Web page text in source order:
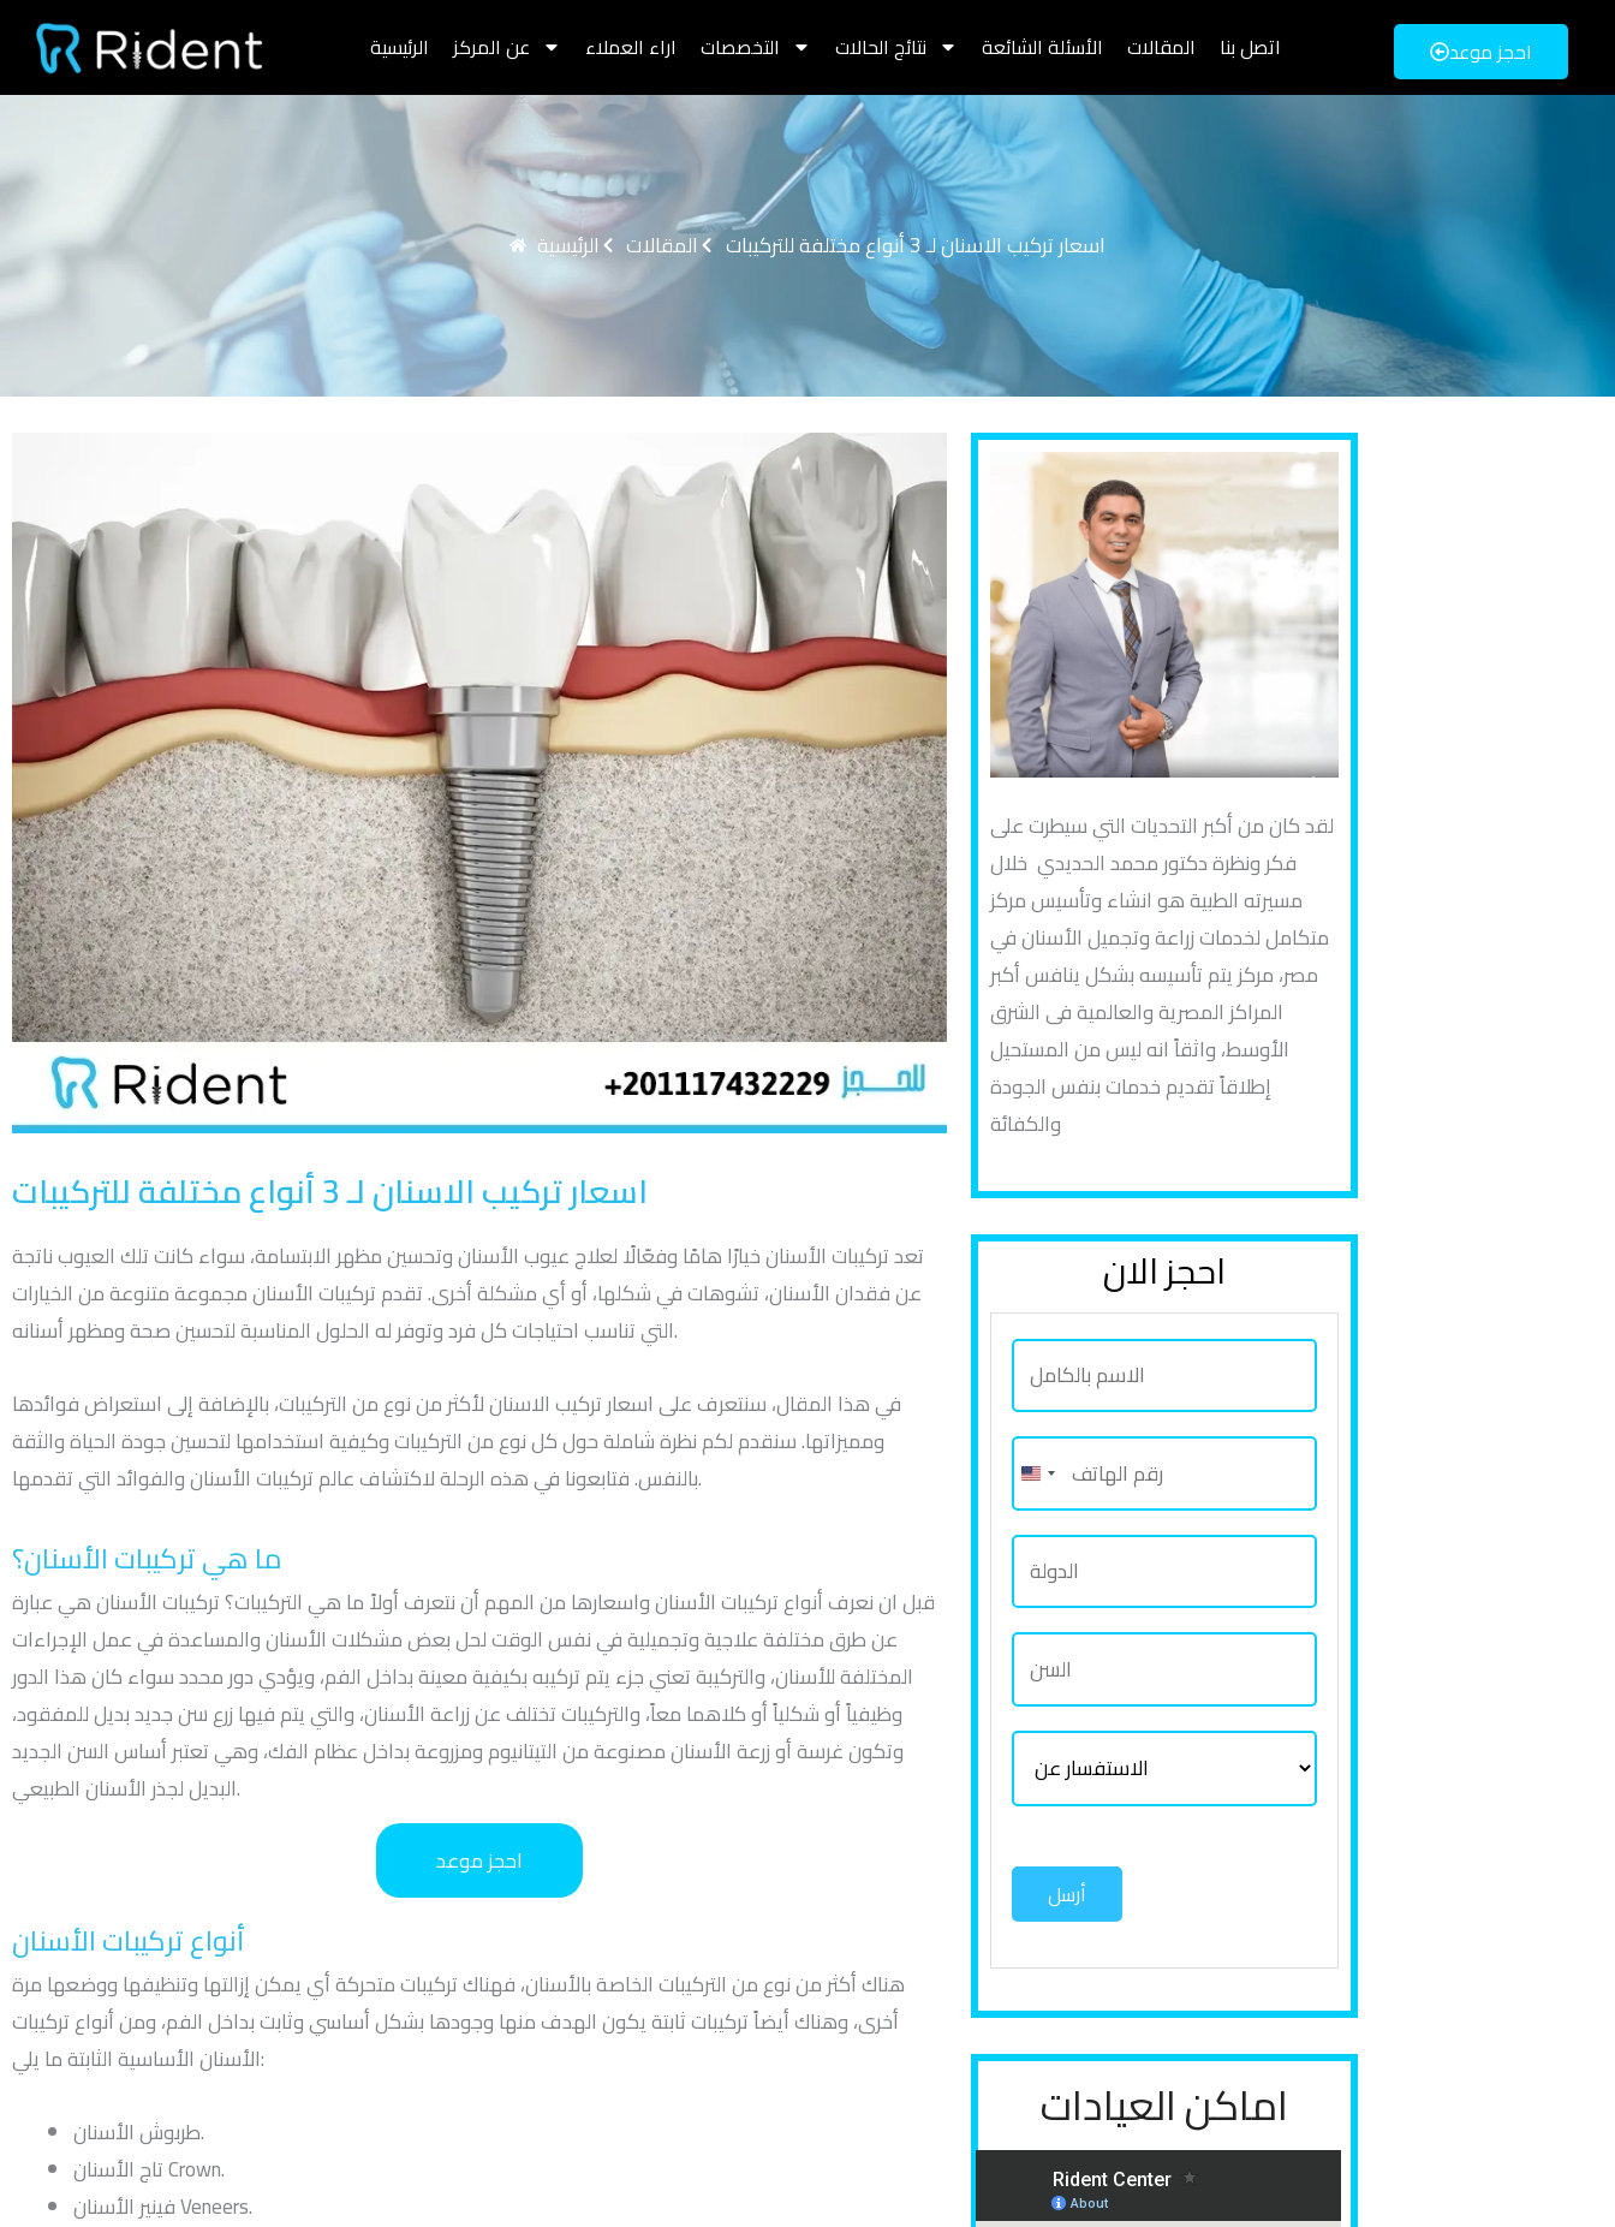
content
الرئيسية عن المركز اراء العملاء التخصصات نتائج الحالات الأسئلة الشائعة المقالات اتصل بنا احجز موعد
الرئيسية المقالات اسعار تركيب الاسنان لـ 3 أنواع مختلفة للتركيبات
اسعار تركيب الاسنان لـ 3 أنواع مختلفة للتركيبات
تعد تركيبات الأسنان خيارًا هامًا وفعّالًا لعلاج عيوب الأسنان وتحسين مظهر الابتسامة، سواء كانت تلك العيوب ناتجة
عن فقدان الأسنان، تشوهات في شكلها، أو أي مشكلة أخرى. تقدم تركيبات الأسنان مجموعة متنوعة من الخيارات
التي تناسب احتياجات كل فرد وتوفر له الحلول المناسبة لتحسين صحة ومظهر أسنانه.
في هذا المقال، سنتعرف على اسعار تركيب الاسنان لأكثر من نوع من التركيبات، بالإضافة إلى استعراض فوائدها
ومميزاتها. سنقدم لكم نظرة شاملة حول كل نوع من التركيبات وكيفية استخدامها لتحسين جودة الحياة والثقة
بالنفس. فتابعونا في هذه الرحلة لاكتشاف عالم تركيبات الأسنان والفوائد التي تقدمها.
ما هي تركيبات الأسنان؟
قبل ان نعرف أنواع تركيبات الأسنان واسعارها من المهم أن نتعرف أولاً ما هي التركيبات؟ تركيبات الأسنان هي عبارة
عن طرق مختلفة علاجية وتجميلية في نفس الوقت لحل بعض مشكلات الأسنان والمساعدة في عمل الإجراءات
المختلفة للأسنان، والتركيبة تعني جزء يتم تركيبه بكيفية معينة بداخل الفم، ويؤدي دور محدد سواء كان هذا الدور
وظيفياً أو شكلياً أو كلاهما معاً، والتركيبات تختلف عن زراعة الأسنان، والتي يتم فيها زرع سن جديد بديل للمفقود،
وتكون غرسة أو زرعة الأسنان مصنوعة من التيتانيوم ومزروعة بداخل عظام الفك، وهي تعتبر أساس السن الجديد
البديل لجذر الأسنان الطبيعي.
احجز موعد
أنواع تركيبات الأسنان
هناك أكثر من نوع من التركيبات الخاصة بالأسنان، فهناك تركيبات متحركة أي يمكن إزالتها وتنظيفها ووضعها مرة
أخرى، وهناك أيضاً تركيبات ثابتة يكون الهدف منها وجودها بشكل أساسي وثابت بداخل الفم، ومن أنواع تركيبات
الأسنان الأساسية الثابتة ما يلي:
طربوش الأسنان.
تاج الأسنان Crown.
فينير الأسنان Veneers.
لقد كان من أكبر التحديات التي سيطرت على
فكر ونظرة دكتور محمد الحديدي خلال
مسيرته الطبية هو انشاء وتأسيس مركز
متكامل لخدمات زراعة وتجميل الأسنان في
مصر، مركز يتم تأسيسه بشكل ينافس أكبر
المراكز المصرية والعالمية فى الشرق
الأوسط، واثقاً انه ليس من المستحيل
إطلاقاً تقديم خدمات بنفس الجودة
والكفائة
احجز الان
ا
ا
س
م
ب
ل
م
*
ر
ق
م
ل
ه
ت
ا
د
ل
ة
ا
س
ا
س
ف
س
ا
ر
أرسل
اماكن العيادات